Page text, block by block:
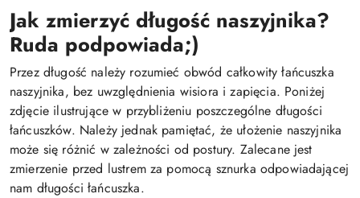
Jak zmierzyć długość naszyjnika?
Ruda podpowiada;)
Przez długość należy rozumieć obwód całkowity łańcuszka
naszyjnika, bez uwzględnienia wisiora i zapięcia. Poniżej
zdjęcie ilustrujące w przybliżeniu poszczególne długości
łańcuszków. Należy jednak pamiętać, że ułożenie naszyjnika
może się różnić w zależności od postury. Zalecane jest
zmierzenie przed lustrem za pomocą sznurka odpowiadającej
nam długości łańcuszka.